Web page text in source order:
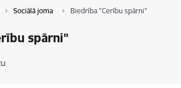
Sociālā joma Biedrība "Cerību spārni"
spārni"